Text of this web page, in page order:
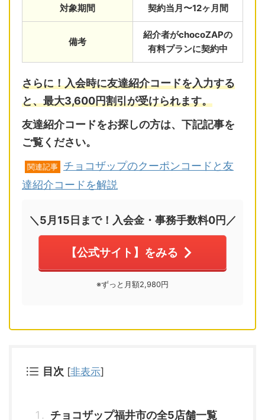
対象期間 契約当月〜12ヶ月間
備考
紹介者がchocoZAPの
有料プランに契約中
さらに！入会時に友達紹介コードを入力する
と、最大3,600円割引が受けられます。
友達紹介コードをお探しの方は、下記記事を
ご覧ください。
関連記事
チョコザップのクーポンコードと友
達紹介コードを解説
＼5月15日まで！入会金・事務手数料0円／
【公式サイト】をみる
※ずっと月額2,980円
目次 [非表示]
チョコザップ福井市の全5店舗一覧